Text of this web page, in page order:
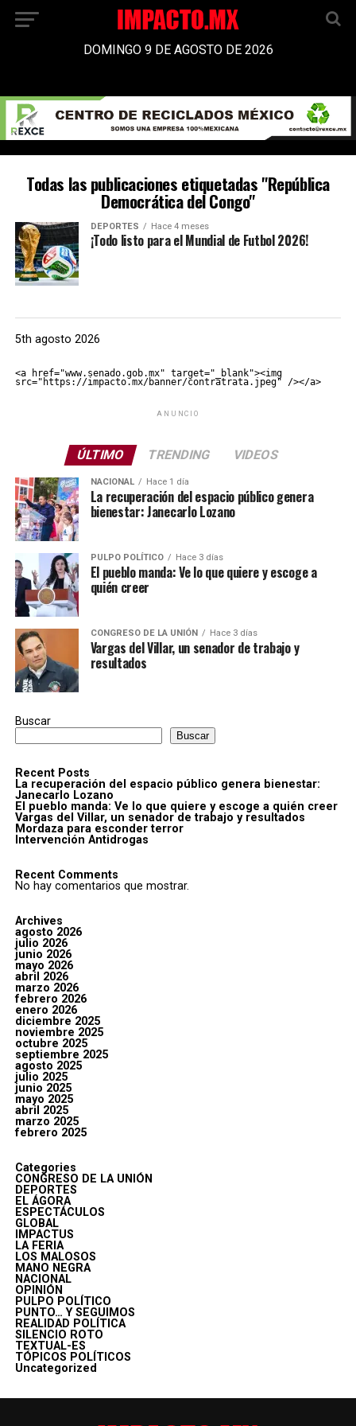
DOMINGO 9 DE AGOSTO DE 2026
Todas las publicaciones etiquetadas "República
Democrática del Congo"
DEPORTES Hace 4 meses
¡Todo listo para el Mundial de Futbol 2026!
5th agosto 2026
<a href="www.senado.gob.mx" target="_blank"><img
src="https://impacto.mx/banner/contratrata.jpeg" /></a>
ANUNCIO
ÚLTIMO TRENDING VIDEOS
NACIONAL Hace 1 día
La recuperación del espacio público genera
bienestar: Janecarlo Lozano
PULPO POLÍTICO Hace 3 días
El pueblo manda: Ve lo que quiere y escoge a
quién creer
CONGRESO DE LA UNIÓN Hace 3 días
Vargas del Villar, un senador de trabajo y
resultados
Buscar
Buscar
Recent Posts
La recuperación del espacio público genera bienestar:
Janecarlo Lozano
El pueblo manda: Ve lo que quiere y escoge a quién creer
Vargas del Villar, un senador de trabajo y resultados
Mordaza para esconder terror
Intervención Antidrogas
Recent Comments
No hay comentarios que mostrar.
Archives
agosto 2026
julio 2026
junio 2026
mayo 2026
abril 2026
marzo 2026
febrero 2026
enero 2026
diciembre 2025
noviembre 2025
octubre 2025
septiembre 2025
agosto 2025
julio 2025
junio 2025
mayo 2025
abril 2025
marzo 2025
febrero 2025
Categories
CONGRESO DE LA UNIÓN
DEPORTES
EL ÁGORA
ESPECTÁCULOS
GLOBAL
IMPACTUS
LA FERIA
LOS MALOSOS
MANO NEGRA
NACIONAL
OPINIÓN
PULPO POLÍTICO
PUNTO… Y SEGUIMOS
REALIDAD POLÍTICA
SILENCIO ROTO
TEXTUAL-ES
TÓPICOS POLÍTICOS
Uncategorized